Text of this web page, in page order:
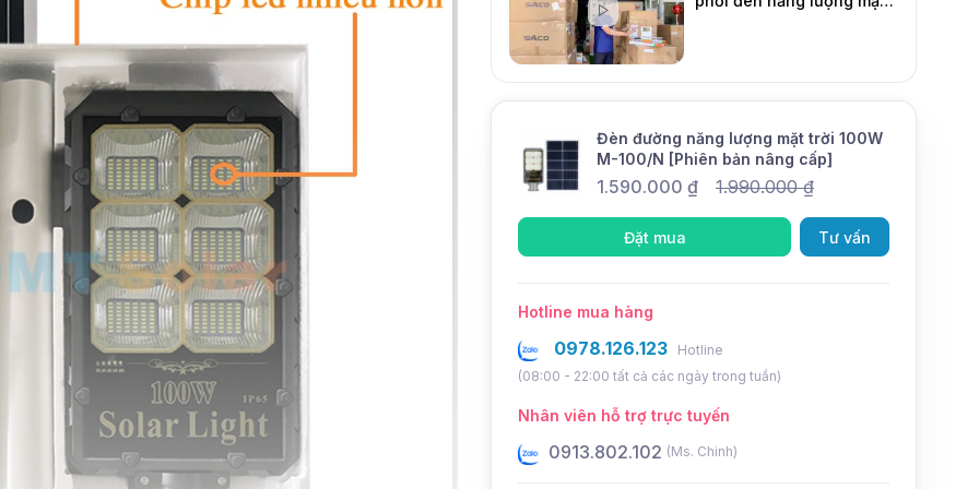
Đèn đường năng lượng mặt trời 100W
M-100/N [Phiên bản nâng cấp]
1.590.000 ₫ 1.990.000₫
Đặt mua Tư vấn
Hotline mua hàng
0978.126.123
Hotline
(08:00 - 22:00 tất cả các ngày trong tuần)
Nhân viên hỗ trợ trực tuyến
0913.802.102 0931.802.102 (Ms. Điệp)